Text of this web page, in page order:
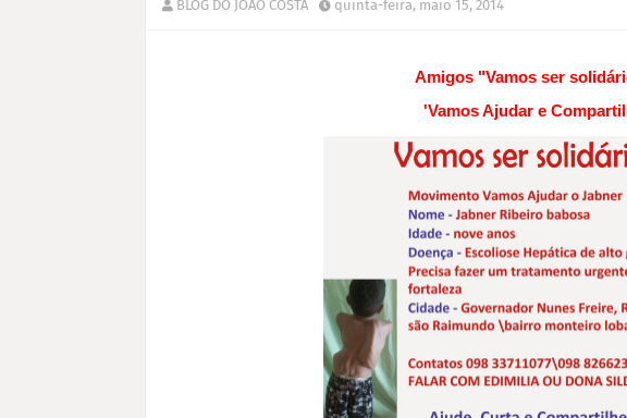
BLOG DO JOÃO COSTA quinta-feira, maio 15, 2014
Amigos "Vamos ser
'Vamos Ajudar e